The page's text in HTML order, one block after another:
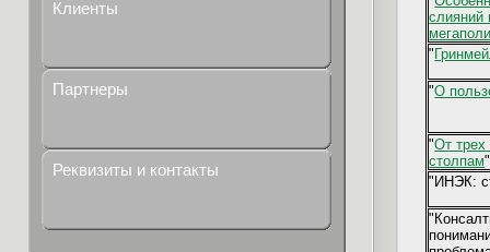
Клиенты
Партнеры
Реквизиты и контакты
слияний
"
"О
"От трех
столпам"
"ИНЭК: